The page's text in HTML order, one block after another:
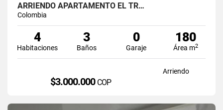
ARRIENDO APARTAMENTO EL TR…
Colombia
4
Habitaciones
3
Baños
0
Garaje
180
Área m2
Arriendo
$3.000.000 COP